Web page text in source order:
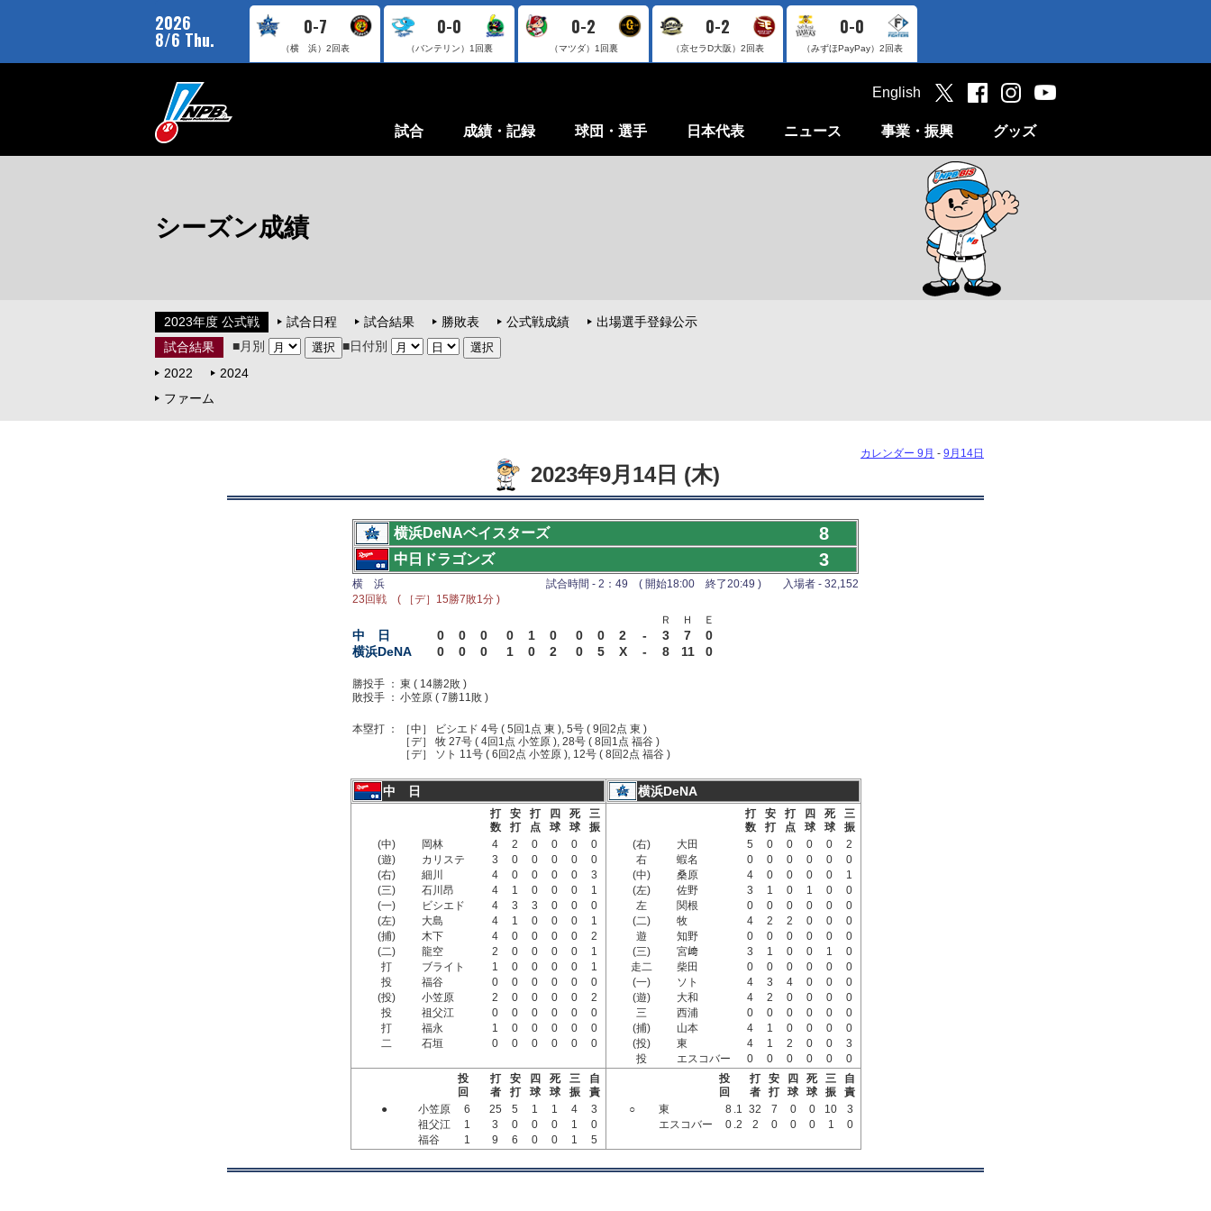
2026
8/6 Thu.
0-7
（横 浜） 2回表
0-0
（バンテリン） 1回裏
0-2
（マツダ） 1回裏
0-2
（京セラD大阪） 2回表
0-0
（みずほPayPay） 2回表
試合 成績・記録 球団・選手 日本代表 ニュース 事業・振興 グッズ
English
シーズン成績
2023年度 公式戦 試合日程 試合結果 勝敗表 公式戦成績
出場選手登録公示
試合結果
■月別
■日付別
2022
2024
ファーム
カレンダー 9月 - 9月14日
2023年9月14日 (木)
横浜DeNAベイスターズ 8
中日ドラゴンズ 3
横 浜
試合時間 - 2：49 ( 開始18:00 終了20:49 ) 入場者 - 32,152
23回戦 ( ［デ］15勝7敗1分 )
Ｒ
Ｈ Ｅ
中 日 0 0 0 0 1 0 0 0 2 - 3 7
0
横浜DeNA
0 0 0 1 0 2 0 5 X - 8 11 0
勝投手 ： 東 ( 14勝2敗 )
敗投手 ： 小笠原 ( 7勝11敗 )
本塁打 ：
［中］ ビシエド 4号 ( 5回1点 東 ), 5号 ( 9回2点 東 )
［デ］ 牧 27号 ( 4回1点 小笠原 ), 28号 ( 8回1点 福谷 )
［デ］ ソト 11号 ( 6回2点 小笠原 ), 12号 ( 8回2点 福谷 )
中 日 横浜DeNA
打
数
安
打
打
点
四
球
死
球
三
振
(中)
岡林 4 2 0 0 0
0
(遊)
カリステ 3 0 0 0 0
0
(右)
細川 4 0 0 0 0
3
(三)
石川昂 4 1 0 0 0
1
(一)
ビシエド 4 3 3 0 0
0
(左)
大島 4 1 0 0 0
1
(捕)
木下 4 0 0 0 0
2
(二)
龍空 2 0 0 0 0
1
打
ブライト 1 0 0 0 0
1
投
福谷 0 0 0 0 0
0
(投)
小笠原 2 0 0 0 0
2
投
祖父江 0 0 0 0 0
0
打
福永 1 0 0 0 0
0
二
石垣 0 0 0 0 0 0
打
数
安
打
打
点
四
球
死
球
三
振
(右)
大田 5 0 0 0 0
2
右
蝦名 0 0 0 0 0
0
(中)
桑原 4 0 0 0 0
1
(左)
佐野 3 1 0 1 0
0
左
関根 0 0 0 0 0
0
(二)
牧 4 2 2 0 0
0
遊
知野 0 0 0 0 0
0
(三)
宮﨑 3 1 0 0 1
0
走二
柴田 0 0 0 0 0
0
(一)
ソト 4 3 4 0 0
0
(遊)
大和 4 2 0 0 0
0
三
西浦 0 0 0 0 0
0
(捕)
山本 4 1 0 0 0
0
(投)
東 4 1 2 0 0
3
投
エスコバー 0 0 0 0 0
0
投
回
打
者
安
打
四
球
死
球
三
振
自
責
●
小笠原 6 25 5 1 1 4
3
祖父江
1 3 0 0 0 1
0
福谷
1 9 6 0 0 1 5
投
回
打
者
安
打
四
球
死
球
三
振
自
責
○
東 8 .1 32 7 0 0 10
3
エスコバー
0 .2 2 0 0 0 1 0